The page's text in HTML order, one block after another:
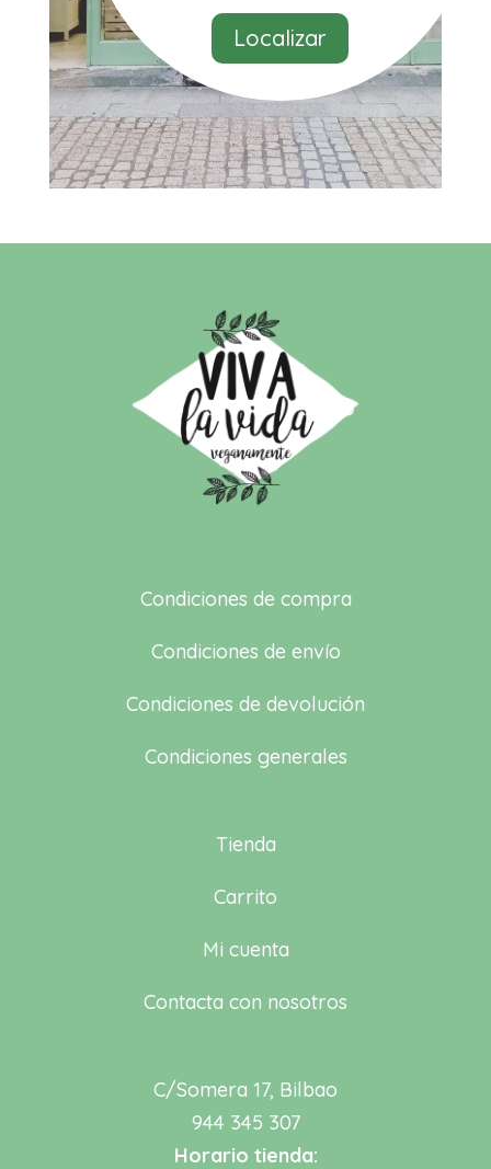
Localizar
Condiciones de compra
Condiciones de envío
Condiciones de devolución
Condiciones generales
Tienda
Carrito
Mi cuenta
Contacta con nosotros
C/Somera 17, Bilbao
944 345 307
Horario tienda: